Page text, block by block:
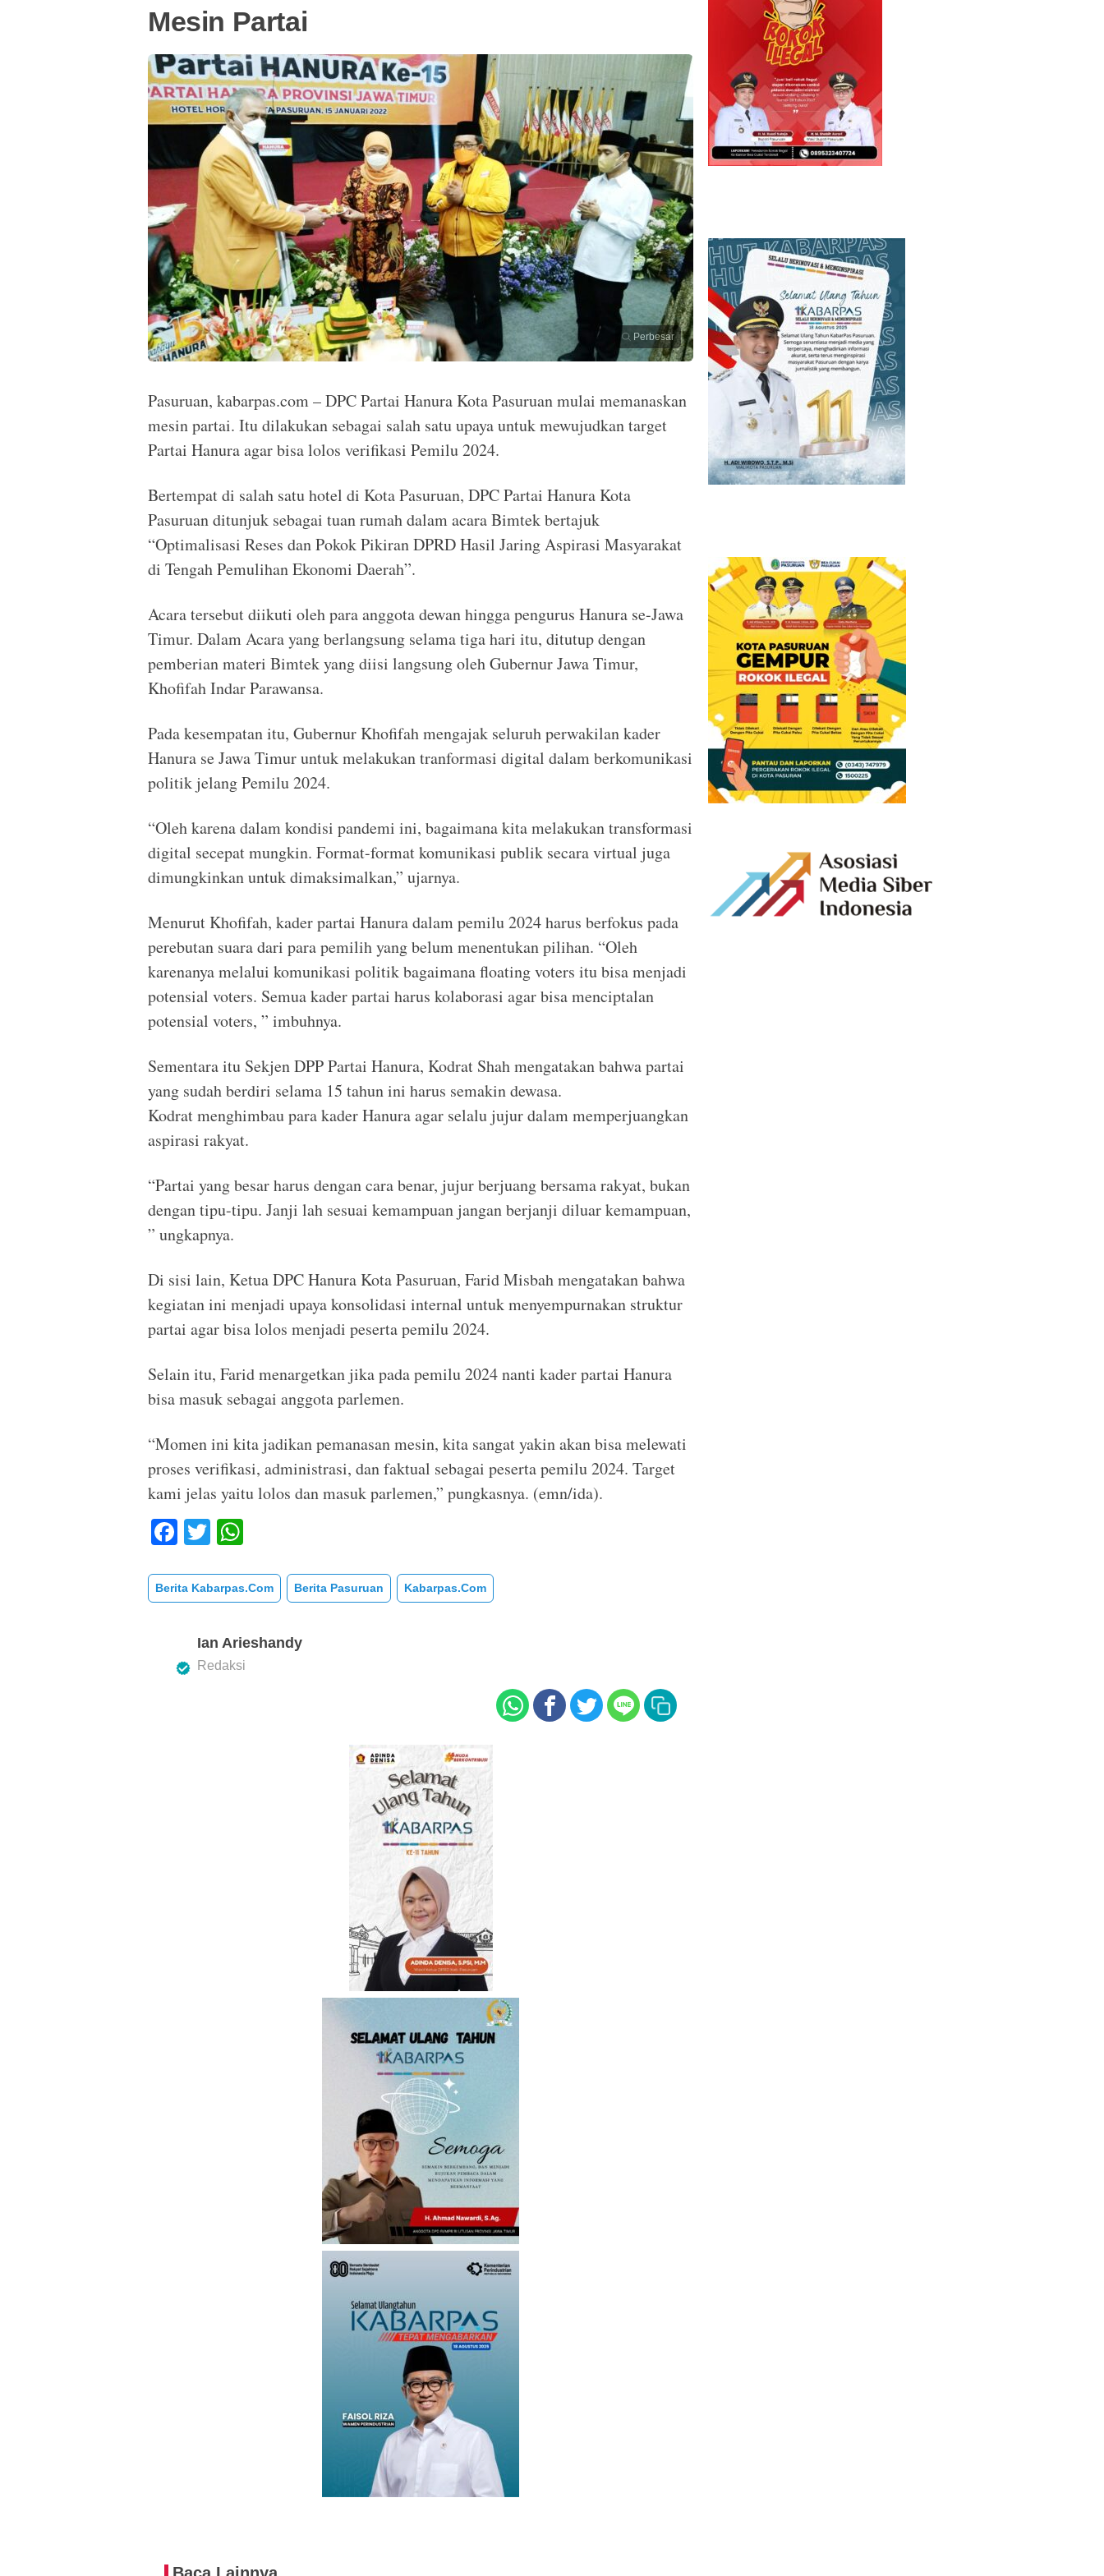
Mesin Partai
Perbesar
Pasuruan, kabarpas.com – DPC Partai Hanura Kota Pasuruan mulai memanaskan
mesin partai. Itu dilakukan sebagai salah satu upaya untuk mewujudkan target
Partai Hanura agar bisa lolos verifikasi Pemilu 2024.
Bertempat di salah satu hotel di Kota Pasuruan, DPC Partai Hanura Kota
Pasuruan ditunjuk sebagai tuan rumah dalam acara Bimtek bertajuk
“Optimalisasi Reses dan Pokok Pikiran DPRD Hasil Jaring Aspirasi Masyarakat
di Tengah Pemulihan Ekonomi Daerah”.
Acara tersebut diikuti oleh para anggota dewan hingga pengurus Hanura se-Jawa
Timur. Dalam Acara yang berlangsung selama tiga hari itu, ditutup dengan
pemberian materi Bimtek yang diisi langsung oleh Gubernur Jawa Timur,
Khofifah Indar Parawansa.
Pada kesempatan itu, Gubernur Khofifah mengajak seluruh perwakilan kader
Hanura se Jawa Timur untuk melakukan tranformasi digital dalam berkomunikasi
politik jelang Pemilu 2024.
“Oleh karena dalam kondisi pandemi ini, bagaimana kita melakukan transformasi
digital secepat mungkin. Format-format komunikasi publik secara virtual juga
dimungkinkan untuk dimaksimalkan,” ujarnya.
Menurut Khofifah, kader partai Hanura dalam pemilu 2024 harus berfokus pada
perebutan suara dari para pemilih yang belum menentukan pilihan. “Oleh
karenanya melalui komunikasi politik bagaimana floating voters itu bisa menjadi
potensial voters. Semua kader partai harus kolaborasi agar bisa menciptalan
potensial voters, ” imbuhnya.
Sementara itu Sekjen DPP Partai Hanura, Kodrat Shah mengatakan bahwa partai
yang sudah berdiri selama 15 tahun ini harus semakin dewasa.
Kodrat menghimbau para kader Hanura agar selalu jujur dalam memperjuangkan
aspirasi rakyat.
“Partai yang besar harus dengan cara benar, jujur berjuang bersama rakyat, bukan
dengan tipu-tipu. Janji lah sesuai kemampuan jangan berjanji diluar kemampuan,
” ungkapnya.
Di sisi lain, Ketua DPC Hanura Kota Pasuruan, Farid Misbah mengatakan bahwa
kegiatan ini menjadi upaya konsolidasi internal untuk menyempurnakan struktur
partai agar bisa lolos menjadi peserta pemilu 2024.
Selain itu, Farid menargetkan jika pada pemilu 2024 nanti kader partai Hanura
bisa masuk sebagai anggota parlemen.
“Momen ini kita jadikan pemanasan mesin, kita sangat yakin akan bisa melewati
proses verifikasi, administrasi, dan faktual sebagai peserta pemilu 2024. Target
kami jelas yaitu lolos dan masuk parlemen,” pungkasnya. (emn/ida).
F
c
e
o
T
tt
er
at
s
A
p
Berita Kabarpas.com Berita Pasuruan Kabarpas.com
Ian Arieshandy
Redaksi